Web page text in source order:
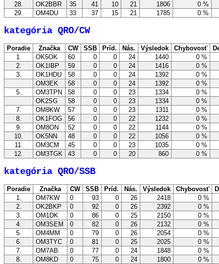
28.
OK2BBR 35 41 10 21 1806
0 %
29.
OM4DU 33 37 15 21 1785 0 %
kategória QRO/CW
Poradie Značka CW SSB Príd. Nás. Výsledok Chybovosť
1.
OK5OK 60 0 0 24 1440
0 %
2.
OK1IBP 59 0 0 24 1416
0 %
3.
OK1HDU 58 0 0 24 1392
0 %
OM3EK
58 0 0 24 1392
0 %
5.
OM3TPN 58 0 0 23 1334
0 %
OK2SG
58 0 0 23 1334
0 %
7.
OM8KW 57 0 0 23 1311
0 %
8.
OK1FOG 56 0 0 22 1232
0 %
9.
OM8ON 52 0 0 22 1144
0 %
10.
OK5NN 48 0 0 22 1056
0 %
11.
OM3CM 45 0 0 23 1035
0 %
12.
OM3TGK 43 0 0 20 860 0 %
kategória QRO/SSB
Poradie Značka CW SSB Príd. Nás. Výsledok Chybovosť
1.
OM7KW 0 93 0 26 2418
0 %
2.
OK2BKP 0 92 0 26 2392
0 %
3.
OM1DK 0 86 0 25 2150
0 %
4.
OM3SEM 0 82 0 26 2132
0 %
5.
OM4MM 0 79 0 26 2054
0 %
6.
OM3TYC 0 81 0 25 2025
0 %
7.
OM7AB 0 77 0 24 1848
0 %
8.
OM8KD 0 75 0 24 1800
0 %